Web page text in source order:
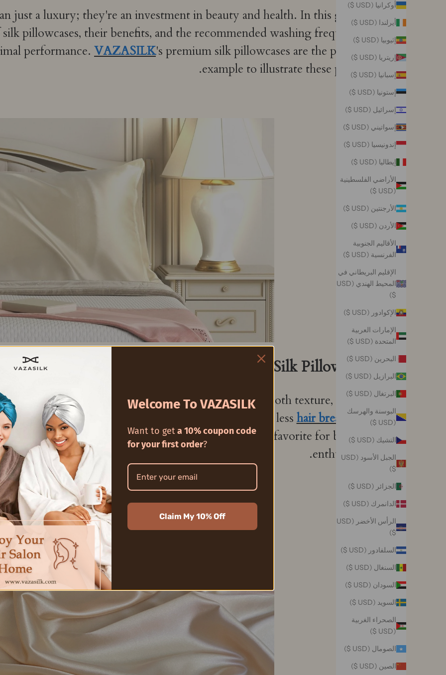
أوكرانيا (USD $)
أيرلندا (USD $)
إثيوبيا (USD $)
إريتريا (USD $)
إسبانيا (USD $)
إستونيا (USD $)
إسرائيل (USD $)
إسواتيني (USD $)
إندونيسيا (USD $)
إيطاليا (USD $)
الأراضي الفلسطينية
(USD $)
الأرجنتين (USD $)
الأردن (USD $)
الأقاليم الجنوبية
الفرنسية (USD $)
الإقليم البريطاني في
المحيط الهندي (USD
$)
الإكوادور (USD $)
الإمارات العربية
المتحدة (USD $)
البحرين (USD $)
البرازيل (USD $)
البرتغال (USD $)
البوسنة والهرسك
(USD $)
التشيك (USD $)
الجبل الأسود (USD
$)
الجزائر (USD $)
الدانمرك (USD $)
الرأس الأخضر (USD
$)
السلفادور (USD $)
السنغال (USD $)
السودان (USD $)
السويد (USD $)
الصحراء الغربية
(USD $)
الصومال (USD $)
الصين (USD $)
just a luxury; they're an investment in beauty and health. In this guide,
pillowcases, their benefits, and the recommended washing frequency
performance. VAZASILK's premium silk pillowcases are the perfect
example to illustrate these points.
What is a Silk Pillowcase?
natural silk fibers
. They are renowned for their smooth texture, which
the skin and hair. This means fewer wrinkles and less hair breakage.
and can help maintain skin moisture, making it a favorite for beauty
enthusiasts.
Welcome To VAZASILK
Want to geta 10% coupon code
for your first order?
Claim My 10% Off